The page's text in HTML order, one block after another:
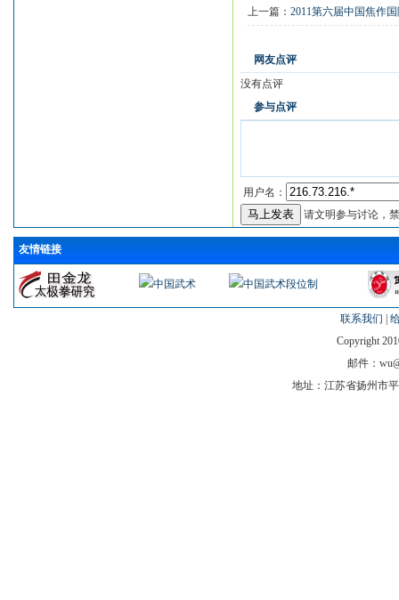
上一篇： 2011第六届中国焦作
网友点评
没有点评
参与点评
用户名：
请文明参与讨论，
友情链接
联系我们
Copyright
邮件：
地址：江苏省扬州市